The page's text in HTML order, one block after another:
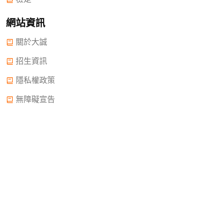
網站資訊
關於大誠
招生資訊
隱私權政策
無障礙宣告